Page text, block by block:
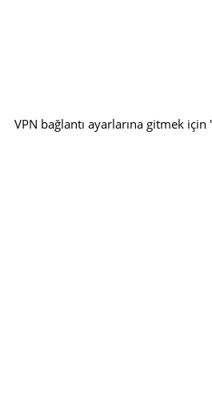
VPN bağlantı ayarlarına gitmek